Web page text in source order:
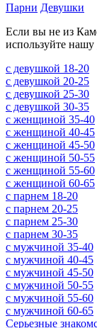
Парни Девушки
Если вы не из
используйте нашу
c девушкой 18-20
c девушкой 20-25
c девушкой 25-30
c девушкой 30-35
c женщиной 35-40
c женщиной 40-45
c женщиной 45-50
c женщиной 50-55
c женщиной 55-60
c женщиной 60-65
c парнем 18-20
c парнем 20-25
c парнем 25-30
c парнем 30-35
c мужчиной 35-40
c мужчиной 40-45
c мужчиной 45-50
c мужчиной 50-55
c мужчиной 55-60
c мужчиной 60-65
Серьезные